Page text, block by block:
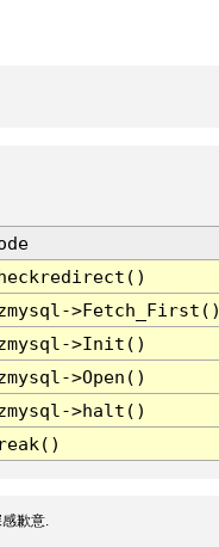
>Init()
>Open()
>halt()
歉意.